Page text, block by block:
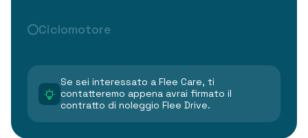
Ciclomotore
Se sei interessato a Flee Care, ti
contatteremo appena avrai firmato il
contratto di noleggio Flee Drive.